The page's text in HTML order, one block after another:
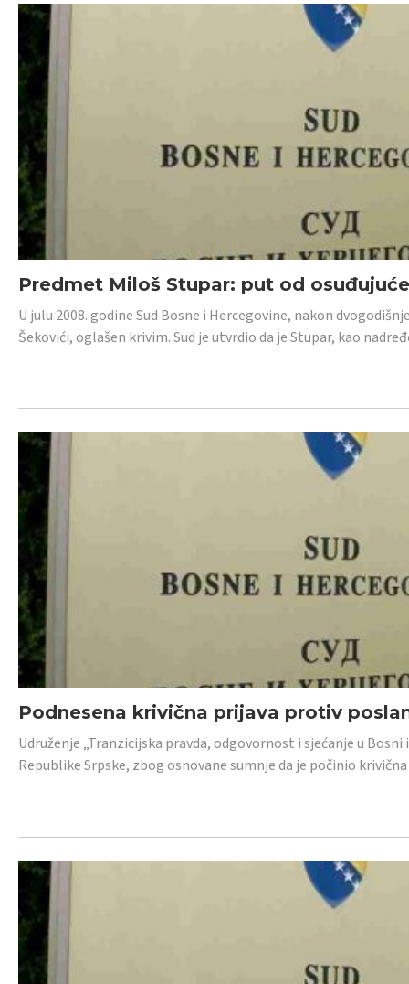
Predmet Miloš Stupar: put od
U julu 2008. godine Sud Bosne i Hercegovine, nakon
Šekovići, oglašen krivim. Sud je utvrdio da je Stupar, kao
Podnesena krivična prijava protiv
Udruženje „Tranzicijska pravda, odgovornost i sjećanje u
Republike Srpske, zbog osnovane sumnje da je počinio